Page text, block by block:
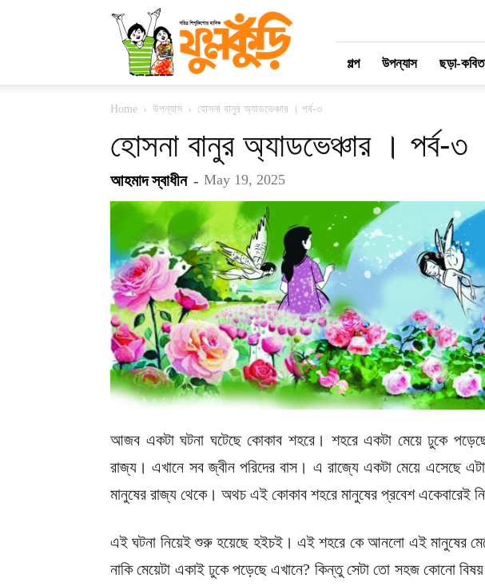
মাসিক
ফুলকুঁড়ি
গল্প উপন্যাস ছড়া-
Home উপন্যাস হোসনা বানুর অ্যাডভেঞ্চার । পর্ব-৩
হোসনা বানুর অ্যাডভেঞ্চার । পর্ব-৩
আহমাদ স্বাধীন - May 19, 2025
আজব একটা ঘটনা ঘটেছে কোকাব শহরে। শহরে একটা মেয়ে ঢুকে
রাজ্য। এখানে সব জ্বীন পরিদের বাস। এ রাজ্যে একটা মেয়ে এসেছে
মানুষের রাজ্য থেকে। অথচ এই কোকাব শহরে মানুষের প্রবেশ একেবারেই
এই ঘটনা নিয়েই শুরু হয়েছে হইচই। এই শহরে কে আনলো এই মানুষের
নাকি মেয়েটা একাই ঢুকে পড়েছে এখানে? কিন্তু সেটা তো সহজ কোনো